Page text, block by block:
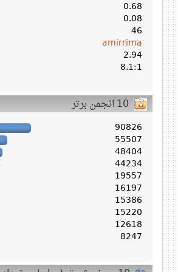
0.68
0.08
46
amirrima
2.94
8.1:1
10 انجمن برتر
90826
55507
48404
44234
19557
16197
15386
15220
12618
8247